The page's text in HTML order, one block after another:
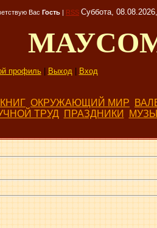
Вас Гость | RSS Суббота,
профиль| Выход| Вход
ОКРУЖАЮЩИЙ МИР
ТРУД ПРАЗДНИКИ